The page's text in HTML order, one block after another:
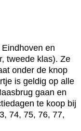
en
tweede klas). Ze
onder de knop
is geldig op alle
gaan en
te koop bij
74, 75, 76, 77,